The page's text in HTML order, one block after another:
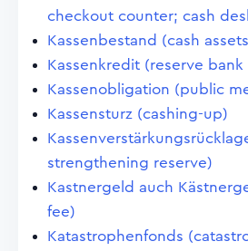
checkout counter; cash
Kassenbestand (cash
Kassenkredit (reserve
Kassenobligation (public
Kassensturz (cashing-up)
strengthening reserve)
Kastnergeld auch
fee)
Katastrophenfonds